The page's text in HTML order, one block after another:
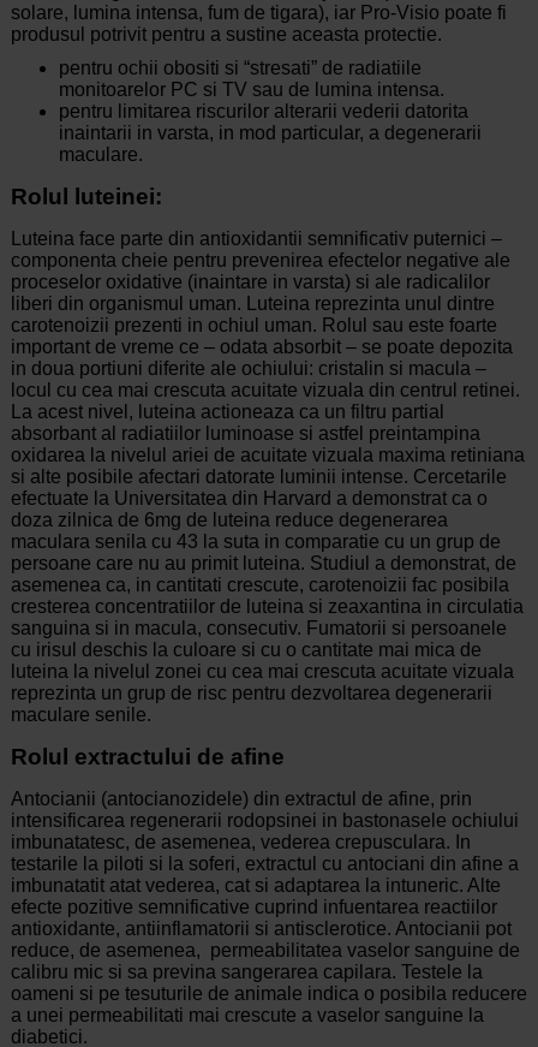
solare, lumina intensa, fum de tigara), iar Pro-Visio poate fi
produsul potrivit pentru a sustine aceasta protectie.
pentru ochii obositi si “stresati” de radiatiile
monitoarelor PC si TV sau de lumina intensa.
pentru limitarea riscurilor alterarii vederii datorita
inaintarii in varsta, in mod particular, a degenerarii
maculare.
Rolul luteinei:
Luteina face parte din antioxidantii semnificativ puternici –
componenta cheie pentru prevenirea efectelor negative ale
proceselor oxidative (inaintare in varsta) si ale radicalilor
liberi din organismul uman. Luteina reprezinta unul dintre
carotenoizii prezenti in ochiul uman. Rolul sau este foarte
important de vreme ce – odata absorbit – se poate depozita
in doua portiuni diferite ale ochiului: cristalin si macula –
locul cu cea mai crescuta acuitate vizuala din centrul retinei.
La acest nivel, luteina actioneaza ca un filtru partial
absorbant al radiatiilor luminoase si astfel preintampina
oxidarea la nivelul ariei de acuitate vizuala maxima retiniana
si alte posibile afectari datorate luminii intense. Cercetarile
efectuate la Universitatea din Harvard a demonstrat ca o
doza zilnica de 6mg de luteina reduce degenerarea
maculara senila cu 43 la suta in comparatie cu un grup de
persoane care nu au primit luteina. Studiul a demonstrat, de
asemenea ca, in cantitati crescute, carotenoizii fac posibila
cresterea concentratiilor de luteina si zeaxantina in circulatia
sanguina si in macula, consecutiv. Fumatorii si persoanele
cu irisul deschis la culoare si cu o cantitate mai mica de
luteina la nivelul zonei cu cea mai crescuta acuitate vizuala
reprezinta un grup de risc pentru dezvoltarea degenerarii
maculare senile.
Rolul extractului de afine
Antocianii (antocianozidele) din extractul de afine, prin
intensificarea regenerarii rodopsinei in bastonasele ochiului
imbunatatesc, de asemenea, vederea crepusculara. In
testarile la piloti si la soferi, extractul cu antociani din afine a
imbunatatit atat vederea, cat si adaptarea la intuneric. Alte
efecte pozitive semnificative cuprind infuentarea reactiilor
antioxidante, antiinflamatorii si antisclerotice. Antocianii pot
reduce, de asemenea, permeabilitatea vaselor sanguine de
calibru mic si sa previna sangerarea capilara. Testele la
oameni si pe tesuturile de animale indica o posibila reducere
a unei permeabilitati mai crescute a vaselor sanguine la
diabetici.